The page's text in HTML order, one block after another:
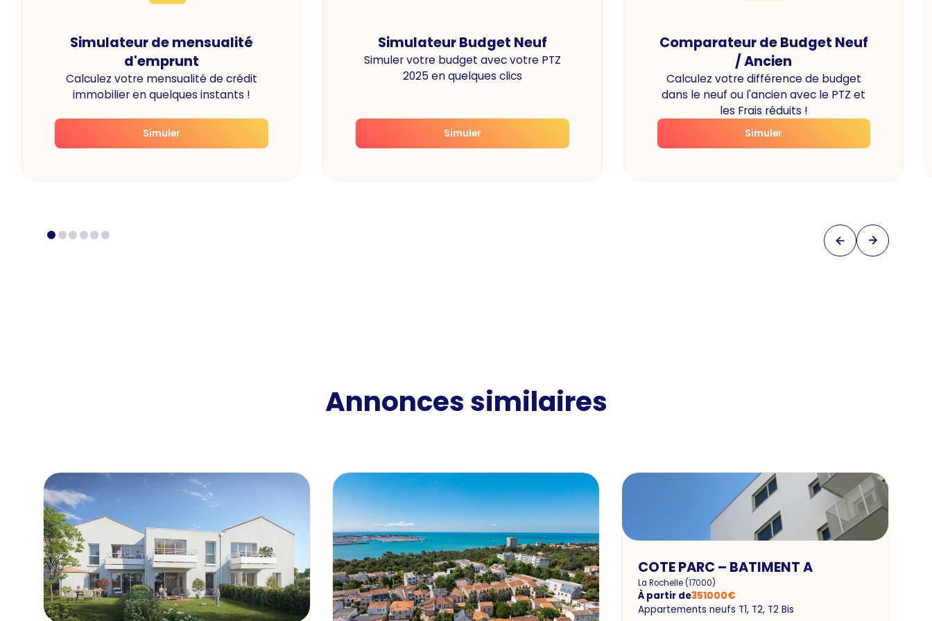
Simulateur de mensualité
d'emprunt
Calculez votre mensualité de crédit
immobilier en quelques instants !
Simuler
Simulateur Budget Neuf
Simuler votre budget avec votre PTZ
2025 en quelques clics
Simuler
Comparateur de Budget Neuf
/ Ancien
Calculez votre différence de budget
dans le neuf ou l'ancien avec le PTZ et
les Frais réduits !
Simuler
Annonces similaires
COTE PARC – BATIMENT A
La Rochelle (17000)
À partir de351000€
Appartements neufs T1, T2, T2 Bis